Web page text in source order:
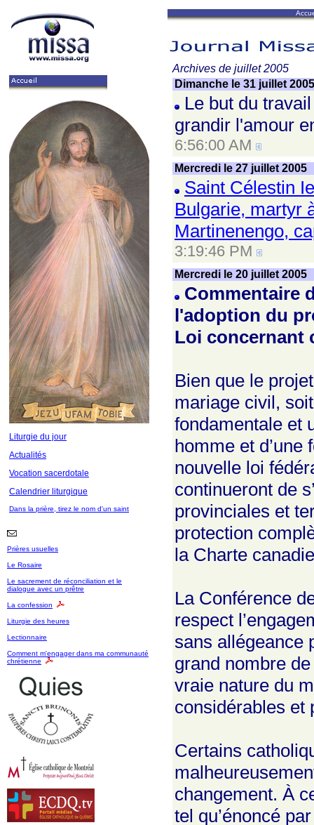
Liturgie du jour
Actualités
Vocation sacerdotale
Calendrier liturgique
Dans la prière, tirez le nom d'un saint
Prières usuelles
Le Rosaire
Le sacrement de réconciliation et le
dialogue avec un prêtre
La confession
Liturgie des heures
Lectionnaire
Comment m'engager dans ma communauté
chrétienne
Archives de juillet 2005
Dimanche le 31 juillet 2005
Le but du
grandir l'amour
6:56:00 AM
Mercredi le 27 juillet 2005
Saint Célestin
Bulgarie, martyr
Martinenengo,
3:19:46 PM
Mercredi le 20 juillet 2005
Commentaire
l'adoption du
Loi concernant
Bien que le
mariage civil,
fondamentale et
homme et d’une
nouvelle loi
continueront de
provinciales et
protection
la Charte
La Conférence
respect
sans allégeance
grand nombre
vraie nature du
considérables et
Certains
changement. À
tel qu’énoncé